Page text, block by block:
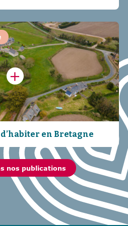
en Bretagne
nos publications